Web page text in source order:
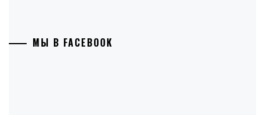
МЫ В FACEBOOK